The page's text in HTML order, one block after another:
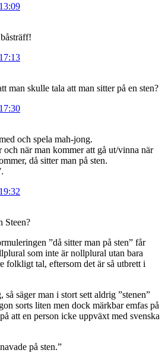
man skulle tala att man sitter på en sten?
och spela mah-jong.
och när man kommer att gå ut/vinna när
då sitter man på sten.
Steen?
”då sitter man på sten” får
som inte är nollplural utan bara
folkligt tal, eftersom det är så utbrett i
så säger man i stort sett aldrig ”stenen”
sorts liten men dock märkbar emfas på
att en person icke uppväxt med svenska
på sten.”